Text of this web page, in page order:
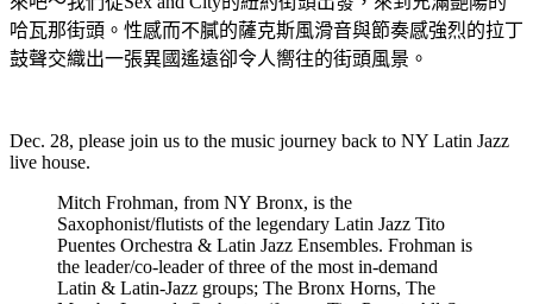
哈瓦那街頭。性感而不膩的薩克斯風滑音與節奏感強烈的拉丁
鼓聲交織出一張異國遙遠卻令人嚮往的街頭風景。
Dec. 28, please join us to the music journey back to NY Latin Jazz
live house.
Mitch Frohman, from NY Bronx, is the
Saxophonist/flutists of the legendary Latin Jazz Tito
Puentes Orchestra & Latin Jazz Ensembles. Frohman is
the leader/co-leader of three of the most in-demand
Latin & Latin-Jazz groups; The Bronx Horns, The